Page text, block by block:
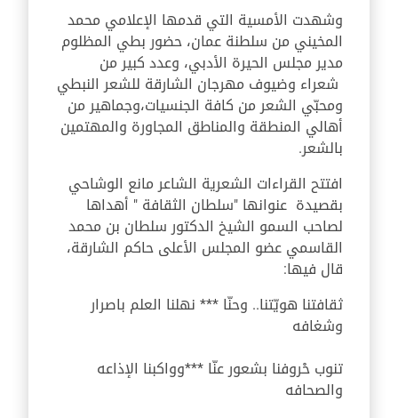
وشهدت الأمسية التي قدمها الإعلامي محمد
المخيني من سلطنة عمان، حضور بطي المظلوم
مدير مجلس الحيرة الأدبي، وعدد كبير من
شعراء وضيوف مهرجان الشارقة للشعر النبطي
ومحبّي الشعر من كافة الجنسيات،وجماهير من
أهالي المنطقة والمناطق المجاورة والمهتمين
بالشعر.
افتتح القراءات الشعرية الشاعر مانع الوشاحي
بقصيدة عنوانها "سلطان الثقافة " أهداها
لصاحب السمو الشيخ الدكتور سلطان بن محمد
القاسمي عضو المجلس الأعلى حاكم الشارقة،
قال فيها:
ثقافتنا هويّتنا.. وحنّا *** نهلنا العلم باصرار
وشغافه
تنوب حْروفنا بشعور عنّا ***وواكبنا الإذاعه
والصحافه